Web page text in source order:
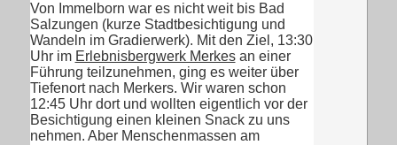
Von Immelborn war es nicht weit bis Bad
Salzungen (kurze Stadtbesichtigung und
Wandeln im Gradierwerk). Mit den Ziel, 13:30
Uhr im Erlebnisbergwerk Merkesan einer
Führung teilzunehmen, ging es weiter über
Tiefenort nach Merkers. Wir waren schon
12:45 Uhr dort und wollten eigentlich vor der
Besichtigung einen kleinen Snack zu uns
nehmen. Aber Menschenmassen am